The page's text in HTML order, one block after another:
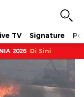
TV Signature
2026 Di Sini